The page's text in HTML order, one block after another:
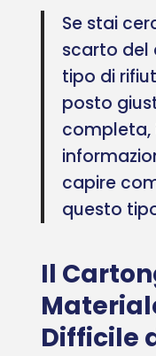
Se stai
scarto del
tipo di
posto
completa,
capire
questo
Il
Difficile